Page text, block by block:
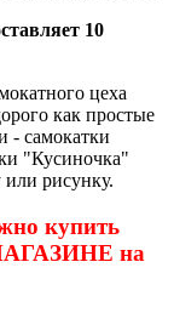
10
цеха
как простые
- самокатки
"Кусиночка"
рисунку.
купить
на